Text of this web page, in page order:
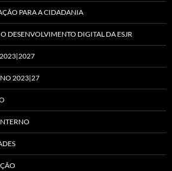
PARA A CIDADANIA
DESENVOLVIMENTO DIGITAL DA ESJR
2023|2027
2023|27